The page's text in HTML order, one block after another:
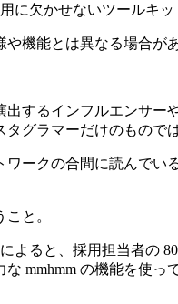
に欠かせないツールキッ
機能とは異なる場合が
出するインフルエンサ
グラマーだけのもので
ークの合間に読んで
と。
によると、採用担当者の
mmhmm の機能を使